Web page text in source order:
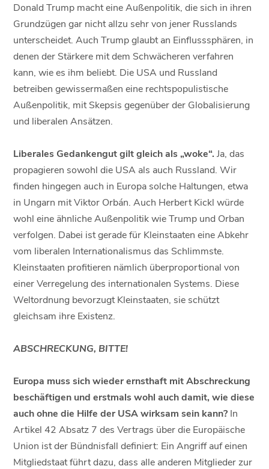
Donald Trump macht eine Außenpolitik, die sich in ihren
Grundzügen gar nicht allzu sehr von jener Russlands
unterscheidet. Auch Trump glaubt an Einflusssphären, in
denen der Stärkere mit dem Schwächeren verfahren
kann, wie es ihm beliebt. Die USA und Russland
betreiben gewissermaßen eine rechtspopulistische
Außenpolitik, mit Skepsis gegenüber der Globalisierung
und liberalen Ansätzen.
Liberales Gedankengut gilt gleich als „woke“. Ja, das
propagieren sowohl die USA als auch Russland. Wir
finden hingegen auch in Europa solche Haltungen, etwa
in Ungarn mit Viktor Orbán. Auch Herbert Kickl würde
wohl eine ähnliche Außenpolitik wie Trump und Orban
verfolgen. Dabei ist gerade für Kleinstaaten eine Abkehr
vom liberalen Internationalismus das Schlimmste.
Kleinstaaten profitieren nämlich überproportional von
einer Verregelung des internationalen Systems. Diese
Weltordnung bevorzugt Kleinstaaten, sie schützt
gleichsam ihre Existenz.
ABSCHRECKUNG, BITTE!
Europa muss sich wieder ernsthaft mit Abschreckung
beschäftigen und erstmals wohl auch damit, wie diese
auch ohne die Hilfe der USA wirksam sein kann? In
Artikel 42 Absatz 7 des Vertrags über die Europäische
Union ist der Bündnisfall definiert: Ein Angriff auf einen
Mitgliedstaat führt dazu, dass alle anderen Mitglieder zur